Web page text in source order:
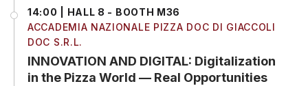
14:00 | HALL 8 - BOOTH M36
ACCADEMIA NAZIONALE PIZZA DOC DI GIACCOLI
DOC S.R.L.
INNOVATION AND DIGITAL: Digitalization
in the Pizza World — Real Opportunities